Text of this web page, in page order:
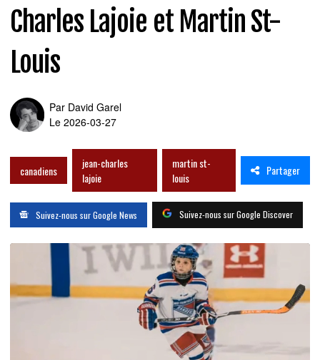
Charles Lajoie et Martin St-
Louis
Par David Garel
Le 2026-03-27
canadiens
jean-charles
lajoie
martin st-
louis
Partager
Suivez-nous sur Google News Suivez-nous sur Google Discover